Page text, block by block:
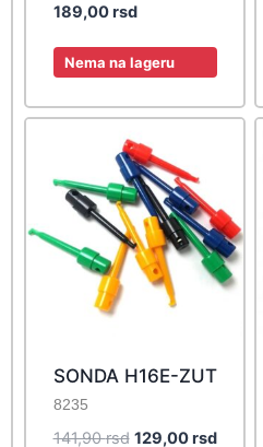
price
207,90 rsd.
189,00rsdCurrent
is:
Nema na lageru
SONDA H16E-ZUT
8235
141,90rsd Original
129,00rsdCurrent